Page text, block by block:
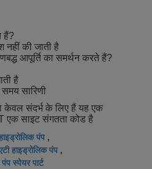
हैं?
नहीं की जाती है
आपूर्ति का समर्थन करते हैं?
है
सारिणी
केवल संदर्भ के लिए हैं यह एक
एक साइट संगतता कोड है
पंप,
हाइड्रोलिक पंप,
स्पेयर पार्ट